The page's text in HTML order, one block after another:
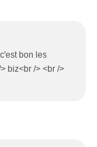
bon les
biz<br /> <br />